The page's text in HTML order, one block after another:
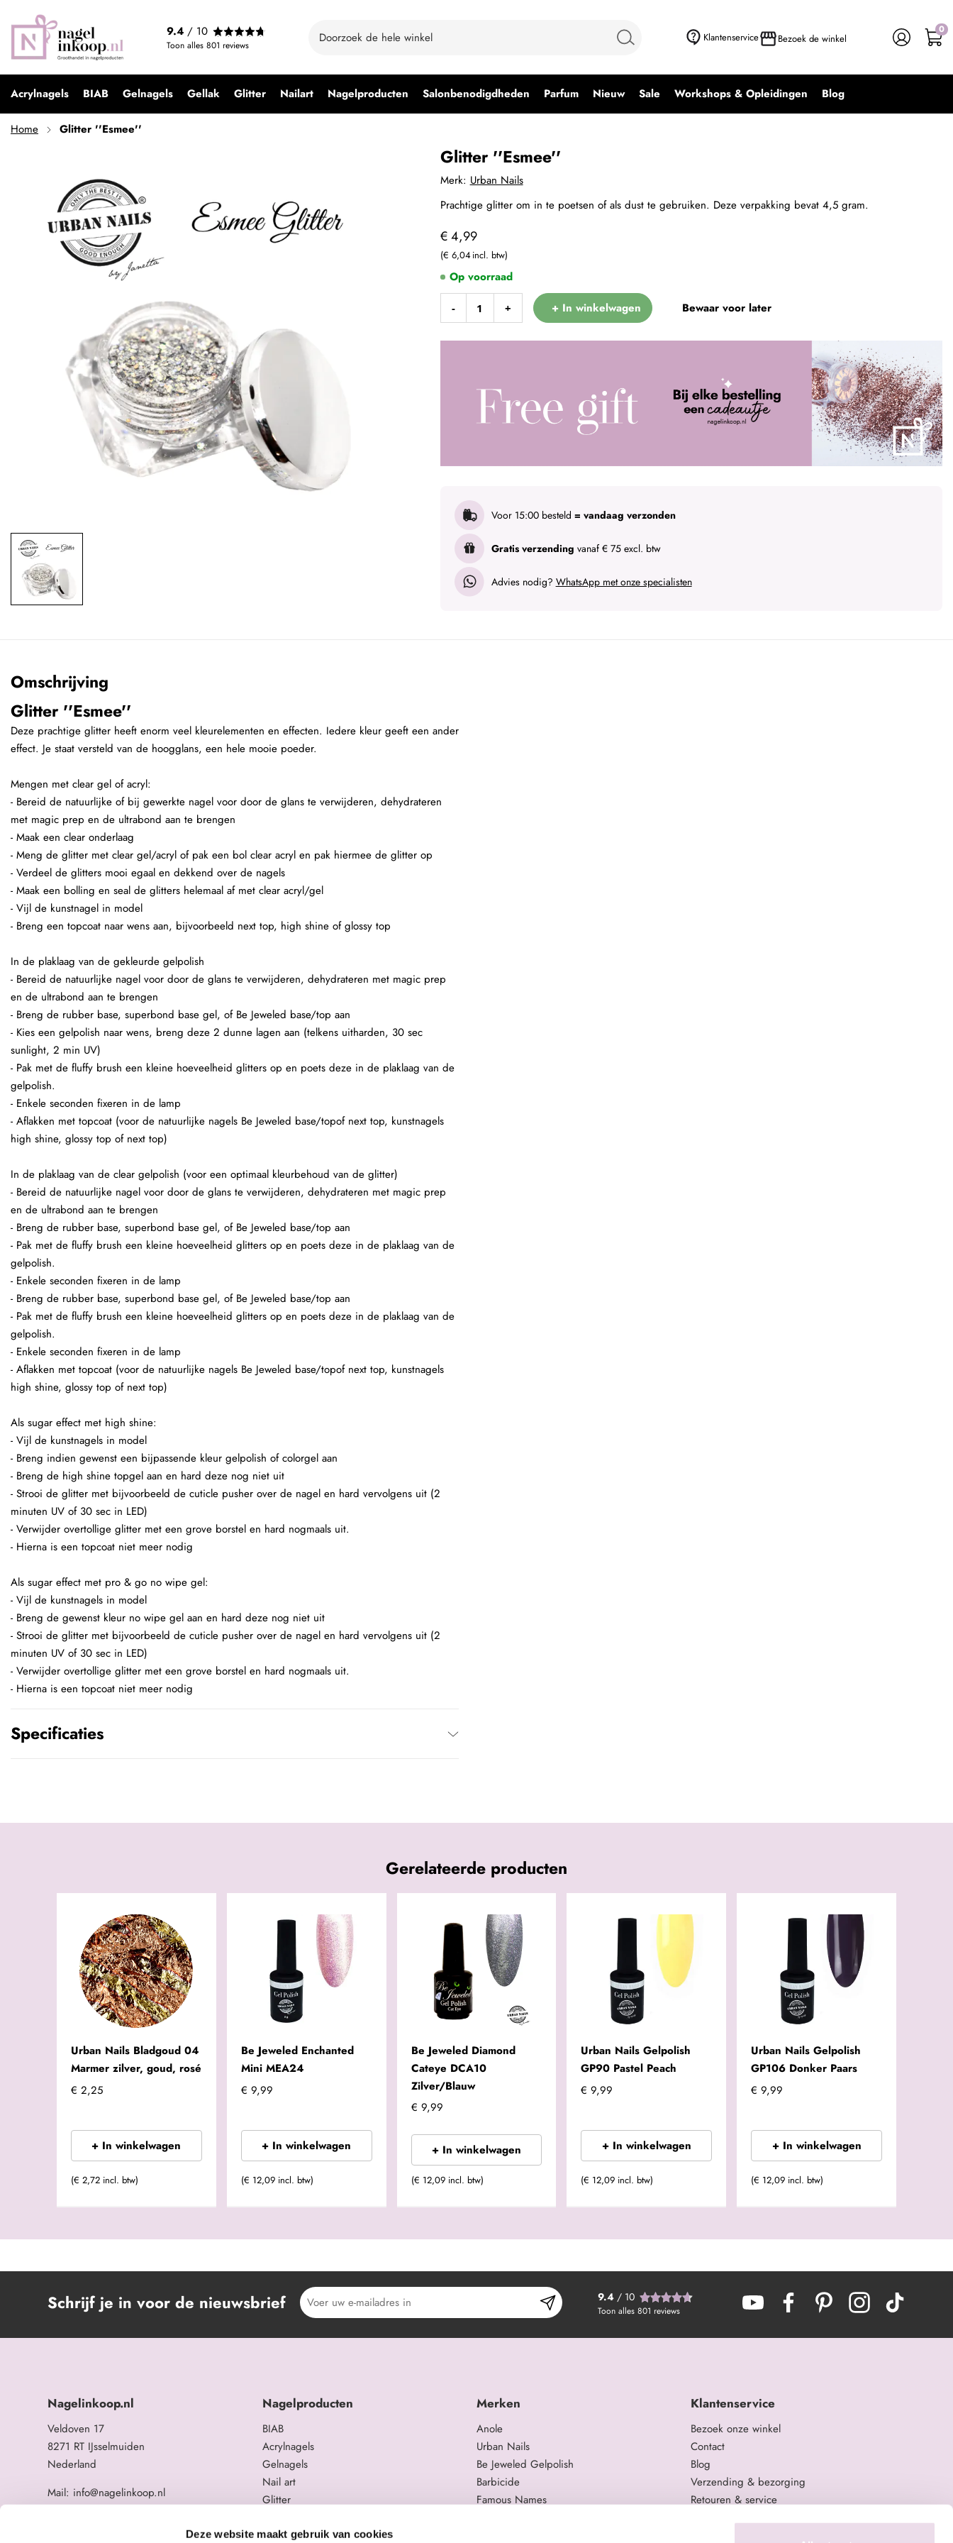
Deze website maakt gebruik van cookies
Klantenservice Bezoek de winkel
9.4 / 10
Toon alles 801 reviews
0
Acrylnagels BIAB Gelnagels Gellak Glitter Nailart Nagelproducten Salonbenodigdheden Parfum Nieuw Sale Workshops & Opleidingen Blog
Home Glitter ''Esmee''
Glitter ''Esmee''
€ 4,99
€ 6,04
€ 4,99
+ In winkelwagen
- + + In winkelwagen Bewaar voor later
Merk: Urban Nails
Voor 15:00 besteld = vandaag verzonden
Gratis verzending vanaf € 75 excl. btw
Advies nodig? WhatsApp met onze specialisten
Op voorraad
Prachtige glitter om in te poetsen of als dust te gebruiken. Deze verpakking bevat 4,5 gram.
Omschrijving
Glitter ''Esmee''
Deze prachtige glitter heeft enorm veel kleurelementen en effecten. Iedere kleur geeft een ander
effect. Je staat versteld van de hoogglans, een hele mooie poeder.
Mengen met clear gel of acryl:
- Bereid de natuurlijke of bij gewerkte nagel voor door de glans te verwijderen, dehydrateren
met magic prep en de ultrabond aan te brengen
- Maak een clear onderlaag
- Meng de glitter met clear gel/acryl of pak een bol clear acryl en pak hiermee de glitter op
- Verdeel de glitters mooi egaal en dekkend over de nagels
- Maak een bolling en seal de glitters helemaal af met clear acryl/gel
- Vijl de kunstnagel in model
- Breng een topcoat naar wens aan, bijvoorbeeld next top, high shine of glossy top
In de plaklaag van de gekleurde gelpolish
- Bereid de natuurlijke nagel voor door de glans te verwijderen, dehydrateren met magic prep
en de ultrabond aan te brengen
- Breng de rubber base, superbond base gel, of Be Jeweled base/top aan
- Kies een gelpolish naar wens, breng deze 2 dunne lagen aan (telkens uitharden, 30 sec
sunlight, 2 min UV)
- Pak met de fluffy brush een kleine hoeveelheid glitters op en poets deze in de plaklaag van de
gelpolish.
- Enkele seconden fixeren in de lamp
- Aflakken met topcoat (voor de natuurlijke nagels Be Jeweled base/topof next top, kunstnagels
high shine, glossy top of next top)
In de plaklaag van de clear gelpolish (voor een optimaal kleurbehoud van de glitter)
- Bereid de natuurlijke nagel voor door de glans te verwijderen, dehydrateren met magic prep
en de ultrabond aan te brengen
- Breng de rubber base, superbond base gel, of Be Jeweled base/top aan
- Pak met de fluffy brush een kleine hoeveelheid glitters op en poets deze in de plaklaag van de
gelpolish.
- Enkele seconden fixeren in de lamp
- Breng de rubber base, superbond base gel, of Be Jeweled base/top aan
- Pak met de fluffy brush een kleine hoeveelheid glitters op en poets deze in de plaklaag van de
gelpolish.
- Enkele seconden fixeren in de lamp
- Aflakken met topcoat (voor de natuurlijke nagels Be Jeweled base/topof next top, kunstnagels
high shine, glossy top of next top)
Als sugar effect met high shine:
- Vijl de kunstnagels in model
- Breng indien gewenst een bijpassende kleur gelpolish of colorgel aan
- Breng de high shine topgel aan en hard deze nog niet uit
- Strooi de glitter met bijvoorbeeld de cuticle pusher over de nagel en hard vervolgens uit (2
minuten UV of 30 sec in LED)
- Verwijder overtollige glitter met een grove borstel en hard nogmaals uit.
- Hierna is een topcoat niet meer nodig
Als sugar effect met pro & go no wipe gel:
- Vijl de kunstnagels in model
- Breng de gewenst kleur no wipe gel aan en hard deze nog niet uit
- Strooi de glitter met bijvoorbeeld de cuticle pusher over de nagel en hard vervolgens uit (2
minuten UV of 30 sec in LED)
- Verwijder overtollige glitter met een grove borstel en hard nogmaals uit.
- Hierna is een topcoat niet meer nodig
Specificaties
Gerelateerde producten
Urban Nails Bladgoud 04
Marmer zilver, goud, rosé
€ 2,25
+ In winkelwagen
(€ 2,72 incl. btw)
Be Jeweled Enchanted
Mini MEA24
€ 9,99
+ In winkelwagen
(€ 12,09 incl. btw)
Be Jeweled Diamond
Cateye DCA10
Zilver/Blauw
€ 9,99
+ In winkelwagen
(€ 12,09 incl. btw)
Urban Nails Gelpolish
GP90 Pastel Peach
€ 9,99
+ In winkelwagen
(€ 12,09 incl. btw)
Urban Nails Gelpolish
GP106 Donker Paars
€ 9,99
+ In winkelwagen
(€ 12,09 incl. btw)
Schrijf je in voor de nieuwsbrief 9.4/ 10
Toon alles 801 reviews
Nagelinkoop.nl
Veldoven 17
8271 RT IJsselmuiden
Nederland
Mail: info@nagelinkoop.nl
BTW nummer: NL863104678B01
Nagelproducten
BIAB
Acrylnagels
Gelnagels
Nail art
Glitter
Overige nagelproducten
Merken
Anole
Urban Nails
Be Jeweled Gelpolish
Barbicide
Famous Names
Klantenservice
Bezoek onze winkel
Contact
Blog
Verzending & bezorging
Retouren & service